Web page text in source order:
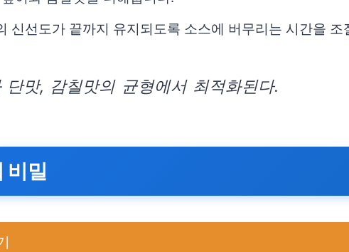
신선도가 끝까지 유지되도록 소스에 버무리는 시간을 조
맛, 감칠맛의 균형에서 최적화된다.
비밀